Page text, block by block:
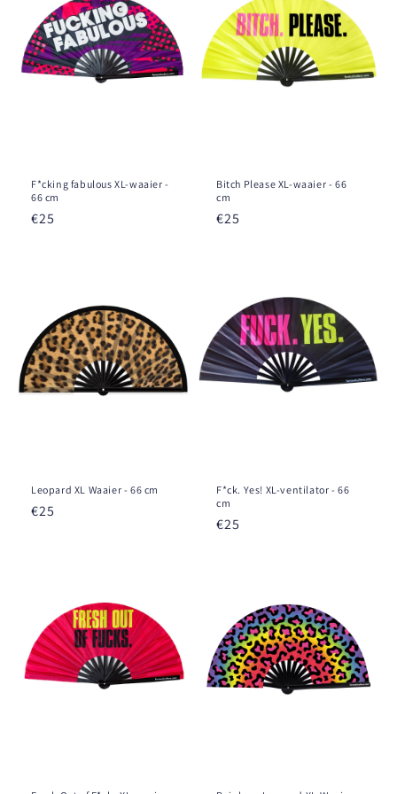
n
F*cking fabulous XL-waaier -
66 cm
Prix
€25
Bitch Please XL-waaier - 66
cm
Prix
€25
Leopard XL Waaier - 66 cm
Prix
€25
F*ck. Yes! XL-ventilator - 66
cm
Prix
€25